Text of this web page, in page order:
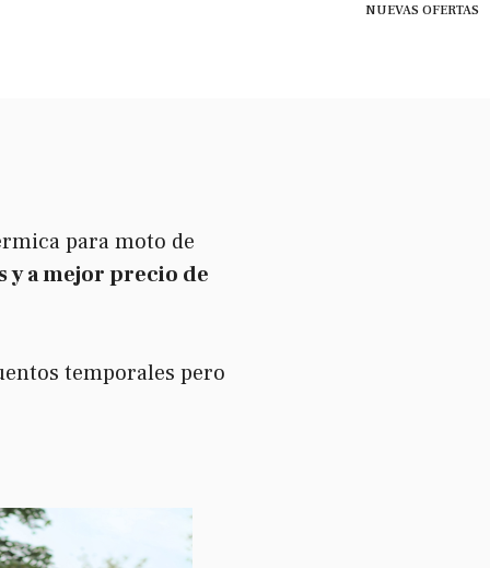
NUEVAS OFERTAS
para moto de
y a mejor precio de
temporales pero